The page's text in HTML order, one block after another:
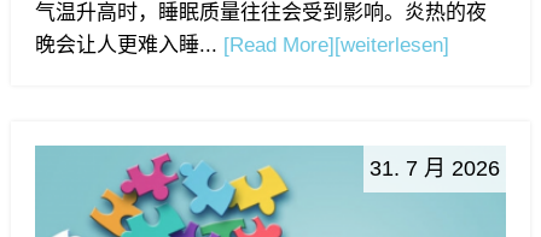
气温升高时，睡眠质量往往会受到影响。炎热的夜
晚会让人更难入睡... [Read More] [weiterlesen]
31. 7 月 2026